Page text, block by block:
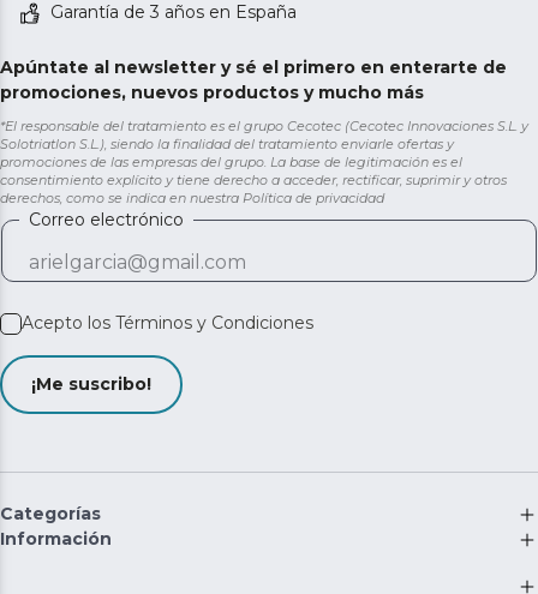
Garantía de 3 años en España
Apúntate al newsletter y sé el primero en enterarte de
promociones, nuevos productos y mucho más
*El responsable del tratamiento es el grupo Cecotec (Cecotec Innovaciones S.L. y
Solotriatlon S.L.), siendo la finalidad del tratamiento enviarle ofertas y
promociones de las empresas del grupo. La base de legitimación es el
consentimiento explícito y tiene derecho a acceder, rectificar, suprimir y otros
derechos, como se indica en nuestra Política de privacidad
Correo electrónico
Acepto los Términos y Condiciones
¡Me suscribo!
Categorías
Información